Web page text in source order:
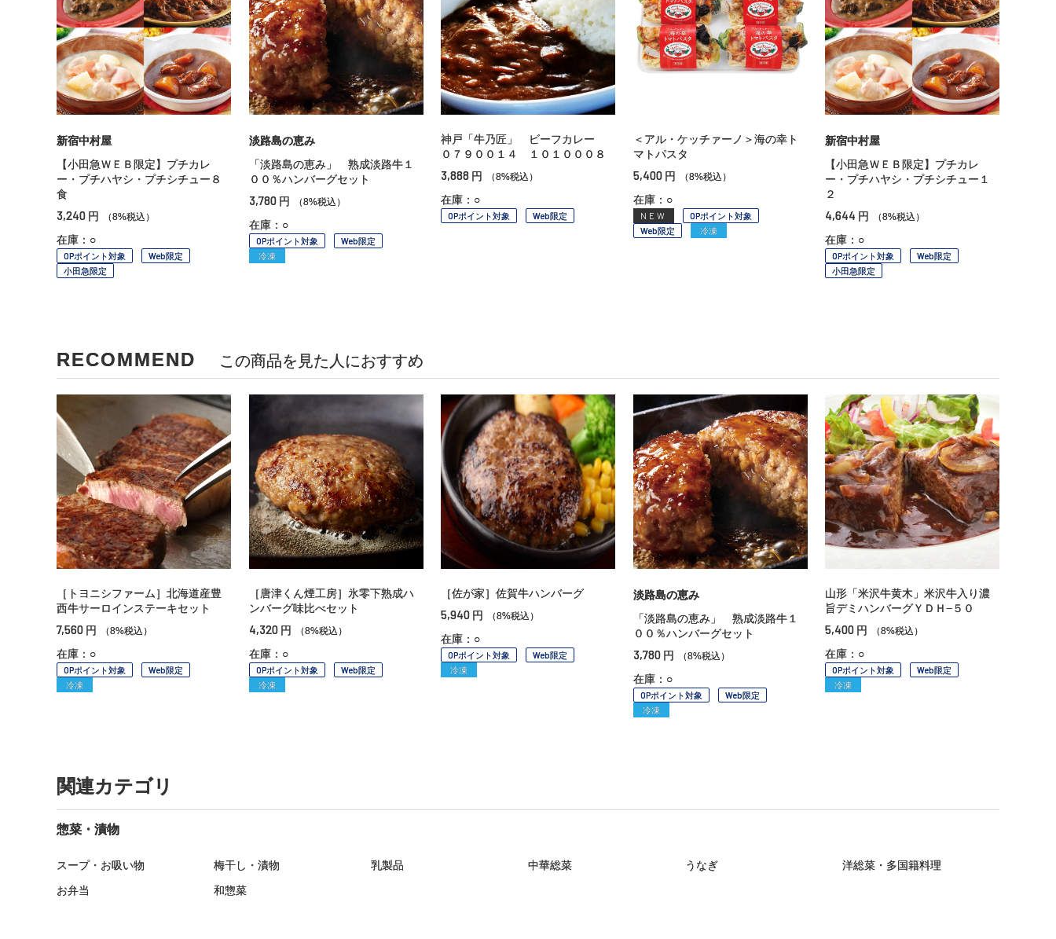
新宿中村屋
【小田急ＷＥＢ限定】プチカレ
ー・プチハヤシ・プチシチュー８
食
3,240 円 （8%税込）
在庫：○
OPポイント対象
Web限定
小田急限定
淡路島の恵み
「淡路島の恵み」 熟成淡路牛１
００％ハンバーグセット
3,780 円 （8%税込）
在庫：○
OPポイント対象
Web限定
冷凍
神戸「牛乃匠」 ビーフカレー
０７９００１４ １０１０００８
3,888 円 （8%税込）
在庫：○
OPポイント対象 Web限定
＜アル・ケッチァーノ＞海の幸ト
マトパスタ
5,400 円 （8%税込）
在庫：○
NEW
OPポイント対象
Web限定
冷凍
新宿中村屋
【小田急ＷＥＢ限定】プチカレ
ー・プチハヤシ・プチシチュー１
２
4,644 円 （8%税込）
在庫：○
OPポイント対象
Web限定
小田急限定
RECOMMEND この商品を見た人におすすめ
［トヨニシファーム］北海道産豊
西牛サーロインステーキセット
7,560 円 （8%税込）
在庫：○
OPポイント対象
Web限定
冷凍
［唐津くん煙工房］氷零下熟成ハ
ンバーグ味比べセット
4,320 円 （8%税込）
在庫：○
OPポイント対象
Web限定
冷凍
［佐が家］佐賀牛ハンバーグ
5,940 円 （8%税込）
在庫：○
OPポイント対象
Web限定
冷凍
淡路島の恵み
「淡路島の恵み」 熟成淡路牛１
００％ハンバーグセット
3,780 円 （8%税込）
在庫：○
OPポイント対象
Web限定
冷凍
山形「米沢牛黄木」米沢牛入り濃
旨デミハンバーグＹＤＨ−５０
5,400 円 （8%税込）
在庫：○
OPポイント対象
Web限定
冷凍
関連カテゴリ
惣菜・漬物
スープ・お吸い物 梅干し・漬物 乳製品 中華総菜 うなぎ
洋総菜・多国籍料理
お弁当
和惣菜